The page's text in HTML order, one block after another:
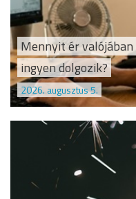
Mennyit ér valójában
ingyen dolgozik?
2026. augusztus 5.